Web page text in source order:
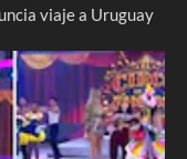
viaje a Uruguay